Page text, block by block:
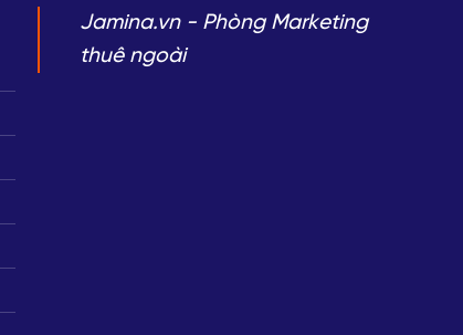
Jamina.vn - Phòng Marketing
thuê ngoài